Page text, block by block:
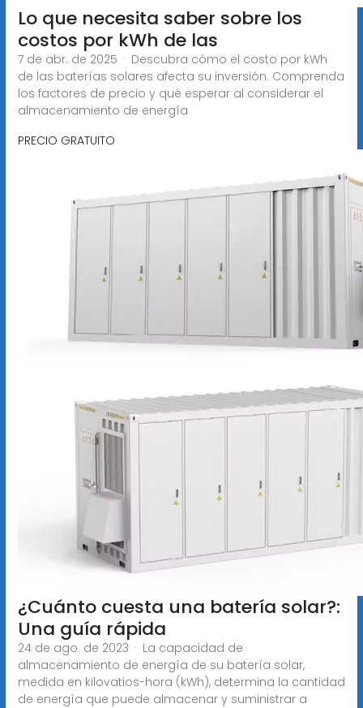
Lo que necesita saber sobre los
costos por kWh de las
7 de abr. de 2025 · Descubra cómo el costo por kWh
de las baterías solares afecta su inversión. Comprenda
los factores de precio y qué esperar al considerar el
almacenamiento de energía
PRECIO GRATUITO
¿Cuánto cuesta una batería solar?:
Una guía rápida
24 de ago. de 2023 · La capacidad de
almacenamiento de energía de su batería solar,
medida en kilovatios-hora (kWh), determina la cantidad
de energía que puede almacenar y suministrar a